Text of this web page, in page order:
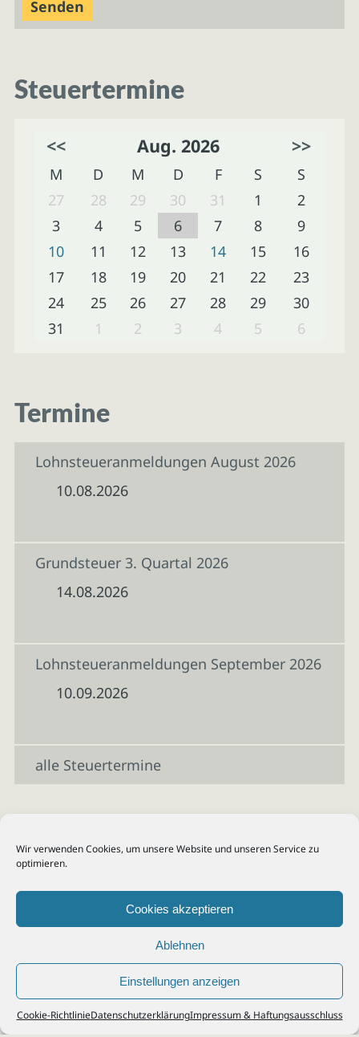
Wir verwenden Cookies, um unsere Website und unseren Service zu
optimieren.
Cookies akzeptieren
Ablehnen
Einstellungen anzeigen
Cookie-RichtlinieDatenschutzerklärungImpressum & Haftungsausschluss
Steuertermine
<< Aug. 2026 >>
M D M D F S
S
27
28 29 30 31 1
2
3
4 5 6 7 8
9
10
11 12 13 14 15
16
17
18 19 20 21 22
23
24
25 26 27 28 29
30
31
1 2 3 4 5 6
Termine
Lohnsteueranmeldungen August 2026
10.08.2026
Grundsteuer 3. Quartal 2026
14.08.2026
Lohnsteueranmeldungen September 2026
10.09.2026
alle Steuertermine
© 2026Steuerberater Kempf, Köln - Steuerberatung Poll, Porz, Deutz, Mülheim,